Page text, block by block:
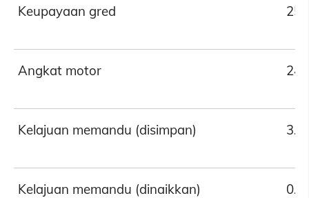
Keupayaan gred
Angkat motor
Kelajuan memandu (disimpan)
Kelajuan memandu (dinaikkan)